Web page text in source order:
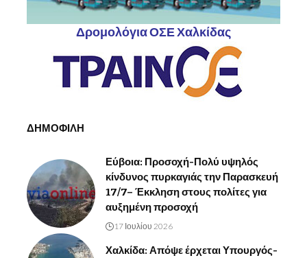
Δρομολόγια ΟΣΕ Χαλκίδας
ΔΗΜΟΦΙΛΗ
Εύβοια: Προσοχή-Πολύ υψηλός
κίνδυνος πυρκαγιάς την Παρασκευή
17/7– Έκκληση στους πολίτες για
αυξημένη προσοχή
17 Ιουλίου 2026
Χαλκίδα: Απόψε έρχεται Υπουργός-